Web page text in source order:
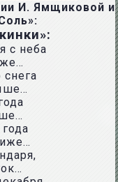
И. Ямщиковой и
с неба